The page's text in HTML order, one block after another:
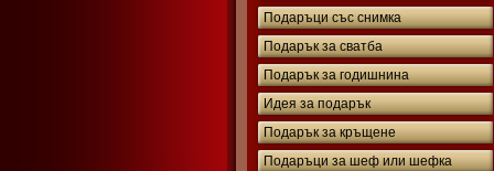
Подаръци със снимка
Подарък за сватба
Подарък за годишнина
Идея за подарък
Подарък за кръщене
Подаръци за шеф или шефка